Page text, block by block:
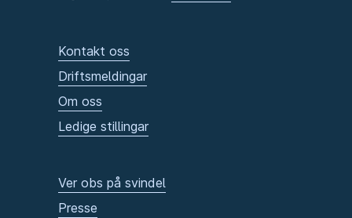
Kontakt oss
Driftsmeldingar
Om oss
Ledige stillingar
Ver obs på svindel
Presse